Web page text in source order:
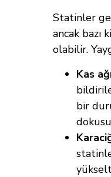
Statinler
ancak bazı
olabilir.
Kas
bir